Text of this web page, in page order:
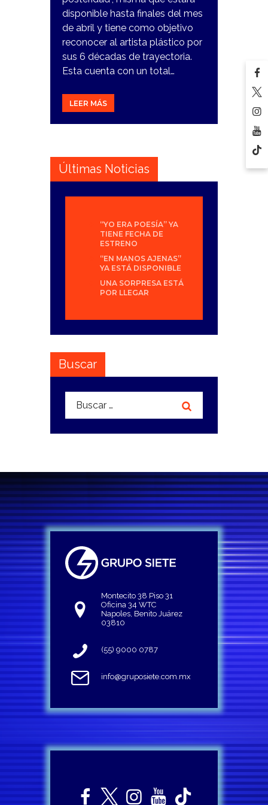
disponible hasta finales del mes
de abril y tiene como objetivo
reconocer al artista plástico por
sus 6 décadas de trayectoria.
Esta cuenta con un total…
LEER MÁS
Últimas Noticias
“YO ERA POESÍA” YA
TIENE FECHA DE
ESTRENO
“EN MANOS AJENAS”
YA ESTÁ DISPONIBLE
UNA SORPRESA ESTÁ
POR LLEGAR
Buscar
Buscar:
Montecito 38 Piso 31
Oficina 34 WTC
Napoles, Benito Juárez
03810
(55) 9000 0787
info@gruposiete.com.mx